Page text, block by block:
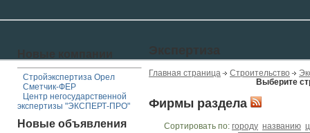
Стройэкспертиза Орел
Сметчик-ФЕР
Центр негосударственной
экспертизы "ЭКСПЕРТ-ПРО"
Новые объявления
Главная страница Строительство
Выберите
Фирмы раздела
Сортировать по: городу названию